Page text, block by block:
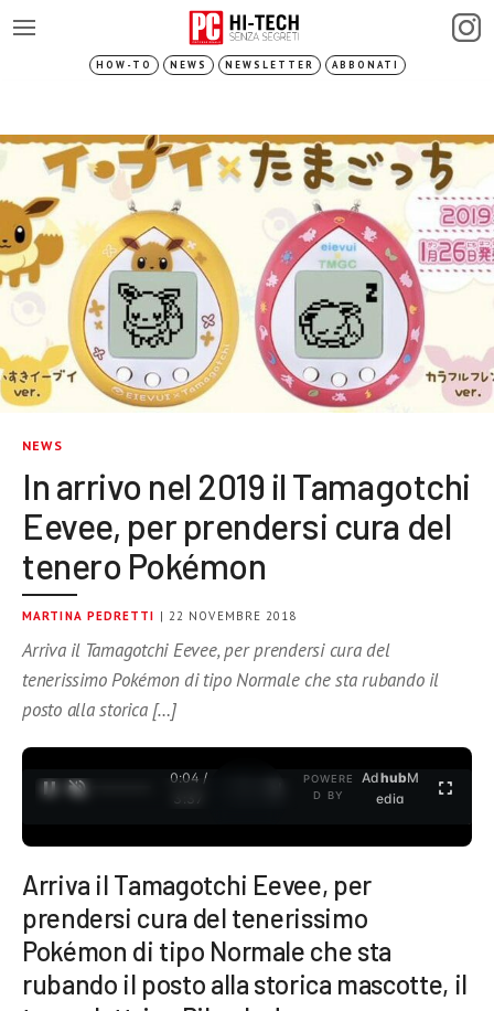
HOW-TO NEWS NEWSLETTER ABBONATI
NEWS
In arrivo nel 2019 il Tamagotchi
Eevee, per prendersi cura del
tenero Pokémon
MARTINA PEDRETTI | 22 NOVEMBRE 2018
Arriva il Tamagotchi Eevee, per prendersi cura del
tenerissimo Pokémon di tipo Normale che sta rubando il
posto alla storica […]
0:05 /
3:37
POWERE
D BY
AdhubM
edia
Arriva il Tamagotchi Eevee, per
prendersi cura del tenerissimo
Pokémon di tipo Normale che sta
rubando il posto alla storica mascotte, il